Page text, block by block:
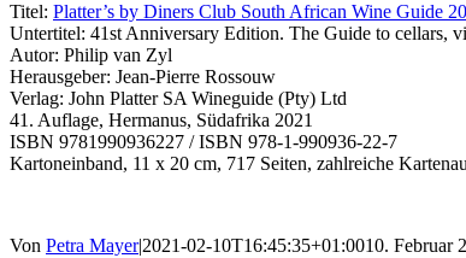
Titel: Platter’s by Diners Club South African Wine Guide
Untertitel: 41st Anniversary Edition. The Guide to cellars,
Autor: Philip van Zyl
Herausgeber: Jean-Pierre Rossouw
Verlag: John Platter SA Wineguide (Pty) Ltd
41. Auflage, Hermanus, Südafrika 2021
ISBN 9781990936227 / ISBN 978-1-990936-22-7
Kartoneinband, 11 x 20 cm, 717 Seiten, zahlreiche
Von Petra Mayer|2021-02-10T16:45:35+01:0010. Februar